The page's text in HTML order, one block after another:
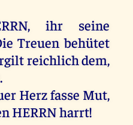
,ihr
seine
Treuen behütet
reichlichdem,
.
Herzfasse Mut,
HERRNharrt!